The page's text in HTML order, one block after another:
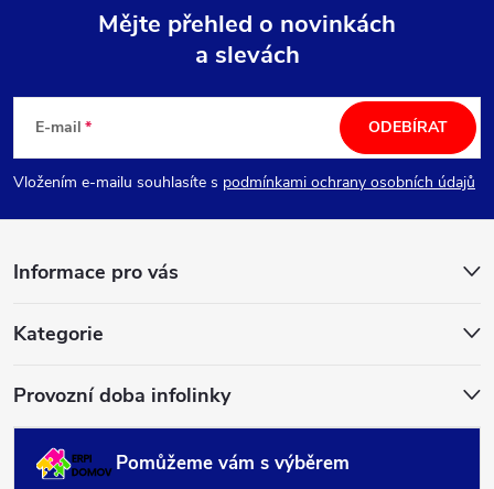
p
Mějte přehled o novinkách
a slevách
E-mail
Vložením e-mailu souhlasíte s podmínkami ochrany osobních údajů
ODEBÍRAT
Informace pro vás
Kategorie
Provozní doba infolinky
Pomůžeme vám s výběrem